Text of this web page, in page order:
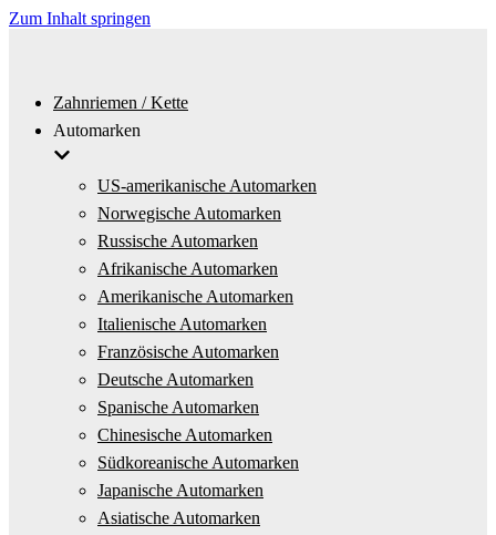
Zum Inhalt springen
Zahnriemen / Kette
Automarken
US-amerikanische Automarken
Norwegische Automarken
Russische Automarken
Afrikanische Automarken
Amerikanische Automarken
Italienische Automarken
Französische Automarken
Deutsche Automarken
Spanische Automarken
Chinesische Automarken
Südkoreanische Automarken
Japanische Automarken
Asiatische Automarken